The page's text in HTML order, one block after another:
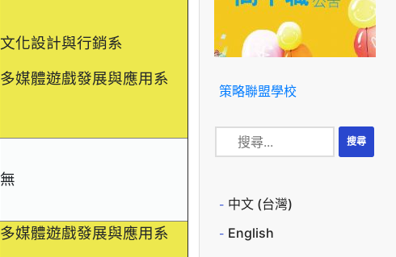
文化設計與行銷系
多媒體遊戲發展與應用系
無
多媒體遊戲發展與應用系
策略聯盟學校
中文 (台灣)
English